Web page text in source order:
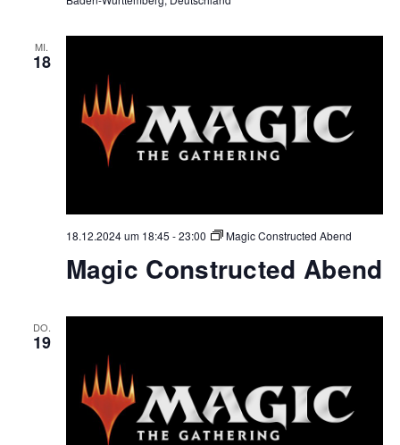
MI.
18
18.12.2024 um 18:45 -23:00 Magic Constructed Abend
Magic Constructed Abend
DO.
19